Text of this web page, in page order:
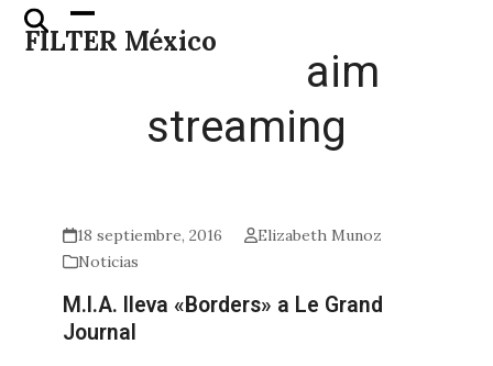
Skip
FILTER México
Open
mobile
Close
mobile
aim
streaming
18 septiembre, 2016
Elizabeth Munoz
Noticias
M.I.A. lleva «Borders» a Le Grand
Journal